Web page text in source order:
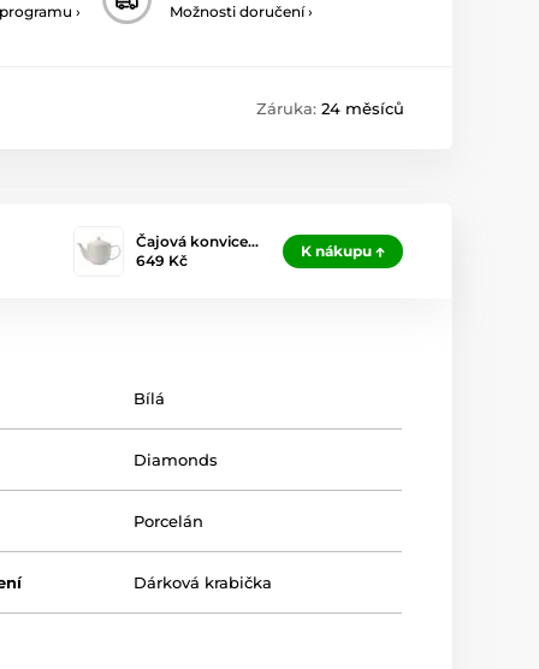
› Možnosti doručení ›
Záruka: 24 měsíců
Čajová konvice…
649 Kč
K nákupu
Bílá
Diamonds
Porcelán
Dárková krabička